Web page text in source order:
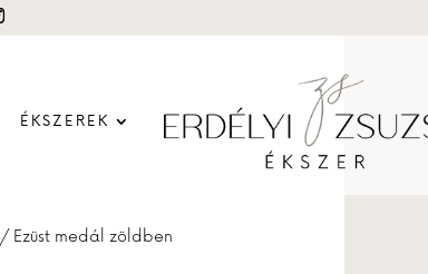
ÉKSZEREK
/ Ezüst medál zöldben